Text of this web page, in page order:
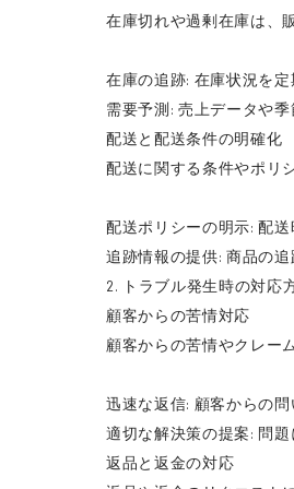
在庫切れや過剰在庫は、
在庫の追跡: 在庫状況を
需要予測: 売上データや
配送と配送条件の明確化
配送に関する条件やポリ
配送ポリシーの明示: 配
追跡情報の提供: 商品の
2. トラブル発生時の対応
顧客からの苦情対応
顧客からの苦情やクレー
迅速な返信: 顧客からの
適切な解決策の提案: 問
返品と返金の対応